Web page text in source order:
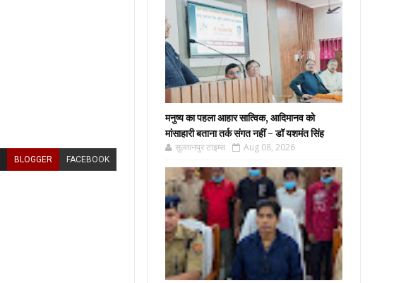
BLOGGER FACEBOOK
मनुष्य का पहला आहार सात्विक, आदिमानव को
मांसाहारी बताना तर्क संगत नहीं - डॉ यशमंत सिंह
सुल्तानपुर टाइम्स Aug 08, 2026